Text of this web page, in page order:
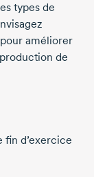
types de
pour améliorer
de
fin d’exercice